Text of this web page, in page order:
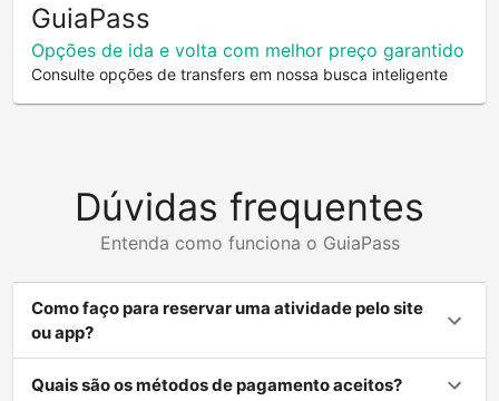
GuiaPass
Opções de ida e volta com melhor preço garantido
Consulte opções de transfers em nossa busca inteligente
Dúvidas frequentes
Entenda como funciona o GuiaPass
Como faço para reservar uma atividade pelo site
ou app?
Quais são os métodos de pagamento aceitos?